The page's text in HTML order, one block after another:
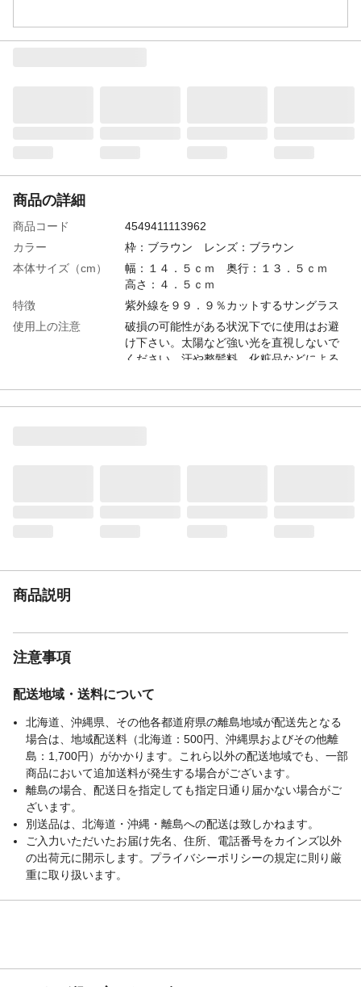
商品の詳細
商品コード
4549411113962
カラー
枠：ブラウン レンズ：ブラウン
本体サイズ（cm）
幅：１４．５ｃｍ 奥行：１３．５ｃｍ
高さ：４．５ｃｍ
特徴
紫外線を９９．９％カットするサングラス
使用上の注意
破損の可能性がある状況下でに使用はお避
け下さい。太陽など強い光を直視しないで
ください。汗や整髪料、化粧品などによる
い。使用中に違和感を感じた際には医療機
関などにご相談ください。
商品説明
注意事項
配送地域・送料について
北海道、沖縄県、その他各都道府県の離島地域が配送先となる
場合は、地域配送料（北海道：500円、沖縄県およびその他離
島：1,700円）がかかります。これら以外の配送地域でも、一部
商品において追加送料が発生する場合がございます。
離島の場合、配送日を指定しても指定日通り届かない場合がご
ざいます。
別送品は、北海道・沖縄・離島への配送は致しかねます。
ご入力いただいたお届け先名、住所、電話番号をカインズ以外
の出荷元に開示します。プライバシーポリシーの規定に則り厳
重に取り扱います。